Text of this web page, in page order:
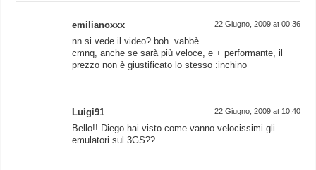
emilianoxxx 22 Giugno, 2009 at 00:36
nn si vede il video? boh..vabbè…
cmnq, anche se sarà più veloce, e + performante, il
prezzo non è giustificato lo stesso :inchino
Luigi91 22 Giugno, 2009 at 10:40
Bello!! Diego hai visto come vanno velocissimi gli
emulatori sul 3GS??